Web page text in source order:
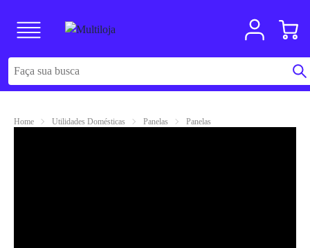
Home Utilidades Domésticas Panelas Panelas